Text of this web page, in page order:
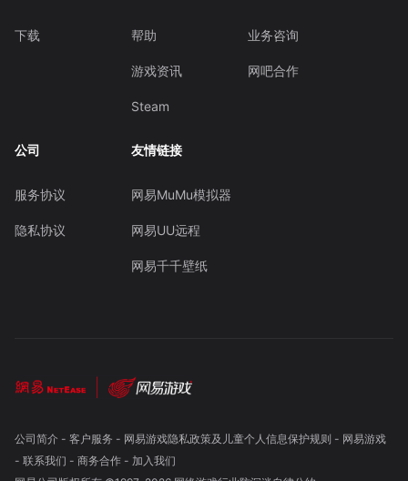
下载 帮助
游戏资讯
Steam
业务咨询
网吧合作
公司
服务协议
隐私协议
友情链接
网易MuMu模拟器
网易UU远程
网易千千壁纸
公司简介- 客户服务 - 网易游戏隐私政策及儿童个人信息保护规则 - 网易游戏
- 联系我们 - 商务合作- 加入我们